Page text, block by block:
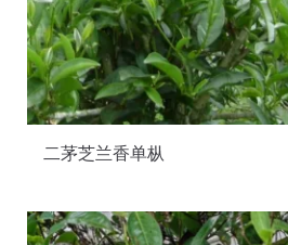
二茅芝兰香单枞